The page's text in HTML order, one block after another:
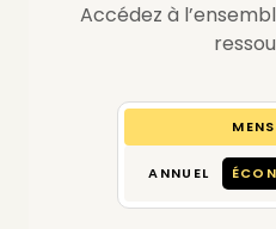
Accédez à
ANNUEL